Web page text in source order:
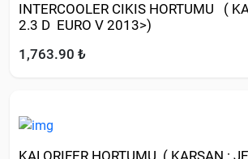
INTERCOOLER CIKIS HORTUMU (
2.3 D EURO V 2013>)
1,763.90 ₺
KALORIFER HORTUMU ( KARSAN :